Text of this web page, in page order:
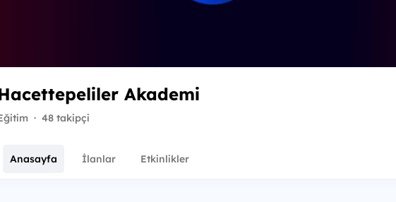
Akademi
· 48 takipçi
Anasayfa İlanlar Etkinlikler